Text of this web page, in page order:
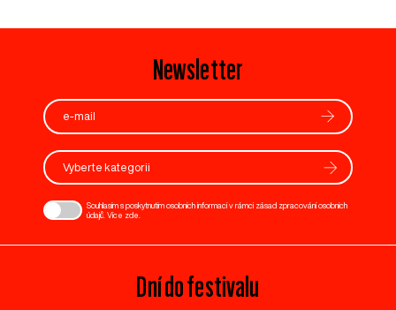
Newsletter
Vyberte kategorii
Souhlasím s poskytnutím osobních informací v rámci zásad zpracování osobních
údajů. Více zde
Dní do festivalu